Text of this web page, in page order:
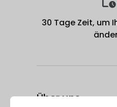
30 Tage Zeit, um
Über uns